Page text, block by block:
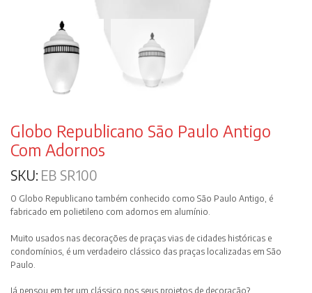
Globo Republicano São Paulo Antigo
Com Adornos
SKU: EB SR100
O Globo Republicano também conhecido como São Paulo Antigo, é
fabricado em polietileno com adornos em alumínio.
Muito usados nas decorações de praças vias de cidades históricas e
condomínios, é um verdadeiro clássico das praças localizadas em São
Paulo.
Já pensou em ter um clássico nos seus projetos de decoração?